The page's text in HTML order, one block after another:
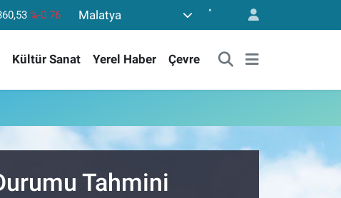
%-0.76
%0.01
%0.02
Malatya °
Kültür Sanat Yerel Haber Çevre
Tahmini